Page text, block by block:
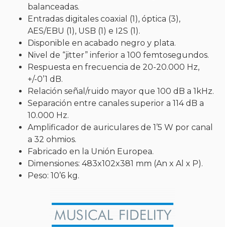
balanceadas.
Entradas digitales coaxial (1), óptica (3),
AES/EBU (1), USB (1) e I2S (1).
Disponible en acabado negro y plata.
Nivel de “jitter” inferior a 100 femtosegundos.
Respuesta en frecuencia de 20-20.000 Hz,
+/-0’1 dB.
Relación señal/ruido mayor que 100 dB a 1kHz.
Separación entre canales superior a 114 dB a
10.000 Hz.
Amplificador de auriculares de 1’5 W por canal
a 32 ohmios.
Fabricado en la Unión Europea.
Dimensiones: 483x102x381 mm (An x Al x P).
Peso: 10’6 kg.